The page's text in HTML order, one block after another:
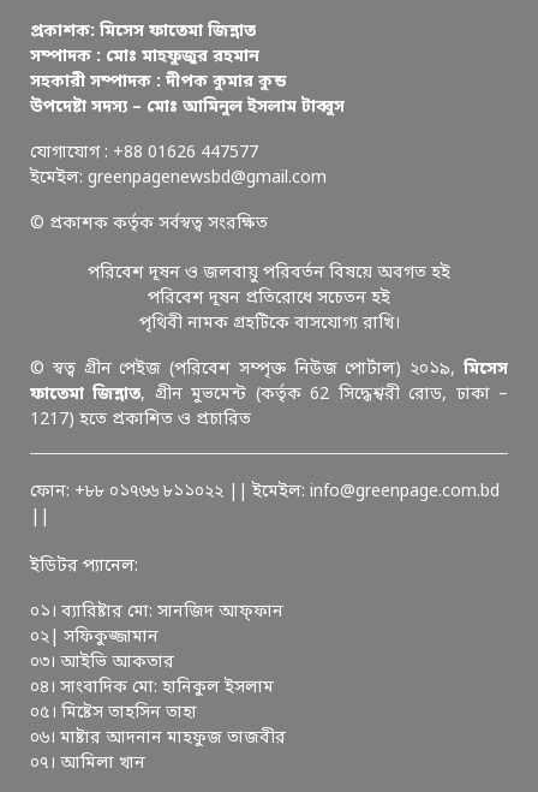
প্রকাশক: মিসেস ফাতেমা জিন্নাত
সম্পাদক : মোঃ মাহফুজুর রহমান
সহকারী সম্পাদক : দীপক কুমার কুন্ড
উপদেষ্টা সদস্য – মোঃ আমিনুল ইসলাম টাব্বুস
যোগাযোগ : +88 01626 447577
ইমেইল: greenpagenewsbd@gmail.com
© প্রকাশক কর্তৃক সর্বস্বত্ব সংরক্ষিত
পরিবেশ দূষন ও জলবায়ু পরিবর্তন বিষয়ে অবগত হই
পরিবেশ দূষন প্রতিরোধে সচেতন হই
পৃথিবী নামক গ্রহটিকে বাসযোগ্য রাখি।
© স্বত্ব গ্রীন পেইজ (পরিবেশ সম্পৃক্ত নিউজ পোর্টাল) ২০১৯, মিসেস
ফাতেমা জিন্নাত, গ্রীন মুভমেন্ট (কর্তৃক 62 সিদ্ধেশ্বরী রোড, ঢাকা –
1217) হতে প্রকাশিত ও প্রচারিত
ফোন: +৮৮ ০১৭৬৬ ৮১১০২২ || ইমেইল: info@greenpage.com.bd
ইডিটর প্যানেল:
০১। ব্যারিষ্টার মো: সানজিদ আফ্ফান
০২| সফিকুজ্জামান
০৩। আইভি আকতার
০৪। সাংবাদিক মো: হানিকুল ইসলাম
০৫। মিষ্টেস তাহসিন তাহা
০৬। মাষ্টার আদনান মাহফুজ তাজবীর
০৭। আমিলা খান